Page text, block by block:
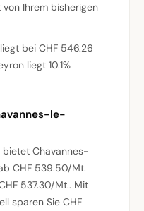
Ihrem bisherigen
bei CHF 546.26
liegt 10.1%
le-
Chavannes-
CHF 539.50/Mt.
537.30/Mt.. Mit
sparen Sie CHF